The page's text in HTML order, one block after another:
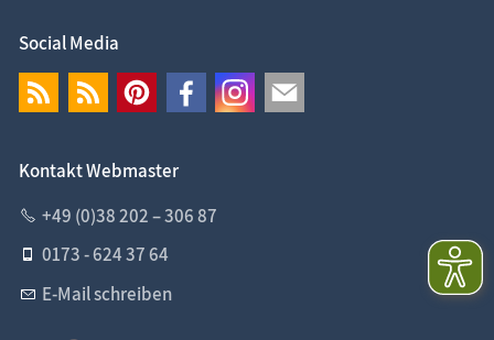
Social Media
Kontakt Webmaster
+49 (0)38 202 – 306 87
0173 - 624 37 64
E-Mail schreiben